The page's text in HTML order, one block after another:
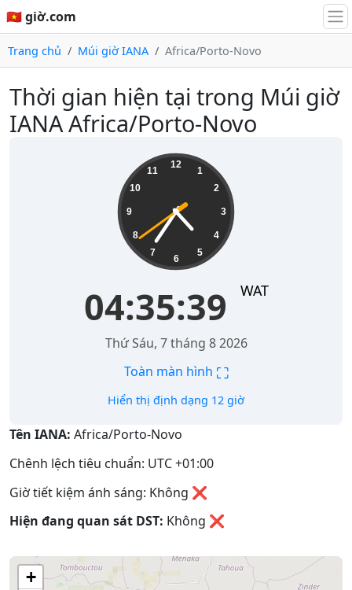
🇻🇳 giờ.com
Trang chủ Múi giờ IANA Africa/Porto-Novo
Thời gian hiện tại trong Múi giờ
IANA Africa/Porto-Novo
12
1
2
3
4
5
6
7
8
9
10
11
04:35:39 WAT
Thứ Sáu, 7 tháng 8 2026
Toàn màn hình ⛶
Hiển thị định dạng 12 giờ
Tên IANA: Africa/Porto-Novo
Chênh lệch tiêu chuẩn: UTC +01:00
Giờ tiết kiệm ánh sáng: Không ❌
Hiện đang quan sát DST: Không ❌
+